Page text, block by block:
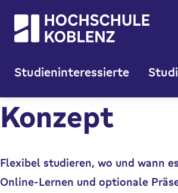
Studieninteressierte
Konzept
Flexibel studieren, wo und wann
Online-Lernen und optionale